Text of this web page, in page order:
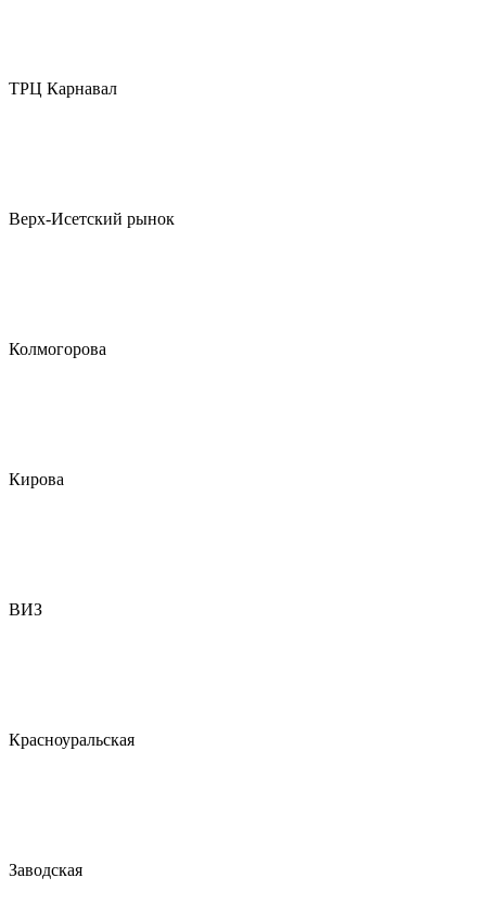
ТРЦ Карнавал
Верх-Исетский рынок
Колмогорова
Кирова
ВИЗ
Красноуральская
Заводская